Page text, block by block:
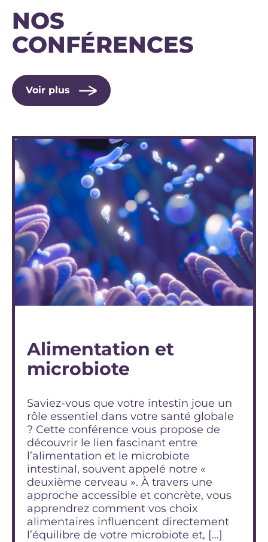
NOS
CONFÉRENCES
Voir plus
Alimentation et
microbiote
Saviez-vous que votre intestin joue un
rôle essentiel dans votre santé globale
? Cette conférence vous propose de
découvrir le lien fascinant entre
l’alimentation et le microbiote
intestinal, souvent appelé notre «
deuxième cerveau ». À travers une
approche accessible et concrète, vous
apprendrez comment vos choix
alimentaires influencent directement
l’équilibre de votre microbiote et, […]